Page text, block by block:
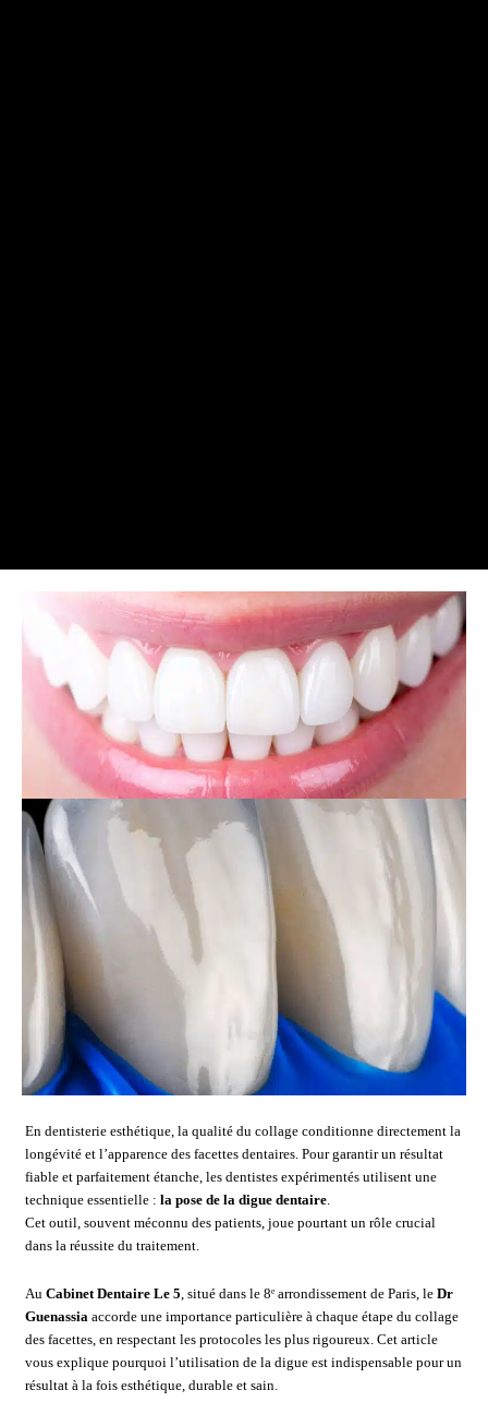
En dentisterie esthétique, la qualité du collage conditionne directement la
longévité et l’apparence des facettes dentaires. Pour garantir un résultat
fiable et parfaitement étanche, les dentistes expérimentés utilisent une
technique essentielle : la pose de la digue dentaire.
Cet outil, souvent méconnu des patients, joue pourtant un rôle crucial
dans la réussite du traitement.
Au Cabinet Dentaire Le 5, situé dans le 8ᵉ arrondissement de Paris, le Dr
Guenassiaaccorde une importance particulière à chaque étape du collage
des facettes, en respectant les protocoles les plus rigoureux. Cet article
vous explique pourquoi l’utilisation de la digue est indispensable pour un
résultat à la fois esthétique, durable et sain.